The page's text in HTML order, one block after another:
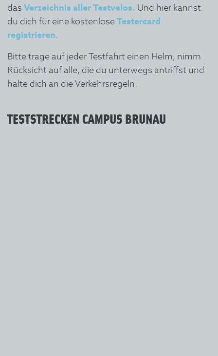
das Verzeichnis aller Testvelos. Und hier kannst
du dich für eine kostenloseTestercard
registrieren.
Bitte trage auf jeder Testfahrt einen Helm, nimm
Rücksicht auf alle, die du unterwegs antriffst und
halte dich an die Verkehrsregeln.
TESTSTRECKEN CAMPUS BRUNAU